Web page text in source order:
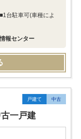
台駐車可(車種によ
報センター
戸建て 中古
一戸建